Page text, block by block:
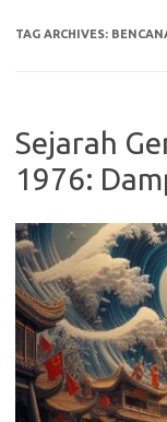
TAG ARCHIVES:
Sejarah
1976: